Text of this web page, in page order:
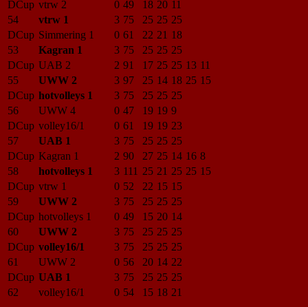
DCup vtrw 2 0 49 18 20 11
54
vtrw 1 3 75 25 25 25
DCup Simmering 1 0 61 22 21 18
53
Kagran 1 3 75 25 25 25
DCup UAB 2 2 91 17 25 25 13 11
55
UWW 2 3 97 25 14 18 25 15
DCup hotvolleys 1 3 75 25 25 25
56
UWW 4 0 47 19 19 9
DCup volley16/1 0 61 19 19 23
57
UAB 1 3 75 25 25 25
DCup Kagran 1 2 90 27 25 14 16 8
58
hotvolleys 1 3 111 25 21 25 25 15
DCup vtrw 1 0 52 22 15 15
59
UWW 2 3 75 25 25 25
DCup hotvolleys 1 0 49 15 20 14
60
UWW 2 3 75 25 25 25
DCup volley16/1 3 75 25 25 25
61
UWW 2 0 56 20 14 22
DCup UAB 1 3 75 25 25 25
62
volley16/1 0 54 15 18 21